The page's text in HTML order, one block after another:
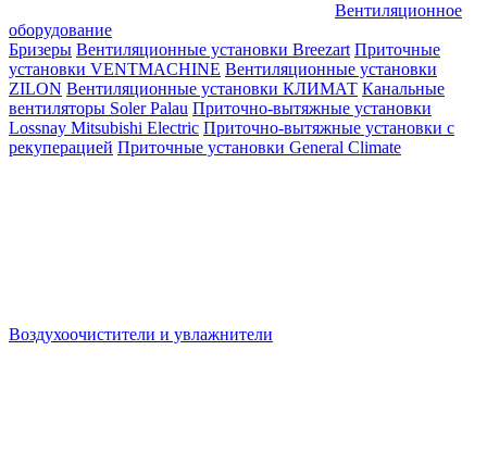
Вентиляционное
оборудование
Бризеры Вентиляционные установки Breezart Приточные
установки VENTMACHINE Вентиляционные установки
ZILON Вентиляционные установки КЛИМАТ Канальные
вентиляторы Soler Palau Приточно-вытяжные установки
Lossnay Mitsubishi Electric Приточно-вытяжные установки с
рекуперацией Приточные установки General Climate
Воздухоочистители и увлажнители